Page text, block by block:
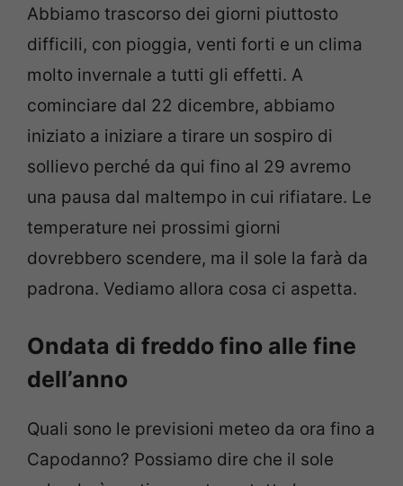
Abbiamo trascorso dei giorni piuttosto
difficili, con pioggia, venti forti e un clima
molto invernale a tutti gli effetti. A
cominciare dal 22 dicembre, abbiamo
iniziato a iniziare a tirare un sospiro di
sollievo perché da qui fino al 29 avremo
una pausa dal maltempo in cui rifiatare. Le
temperature nei prossimi giorni
dovrebbero scendere, ma il sole la farà da
padrona. Vediamo allora cosa ci aspetta.
Ondata di freddo fino alle fine
dell’anno
Quali sono le previsioni meteo da ora fino a
Capodanno? Possiamo dire che il sole